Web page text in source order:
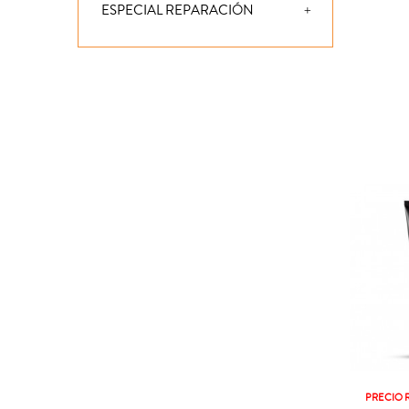
ESPECIAL REPARACIÓN
PRECIO